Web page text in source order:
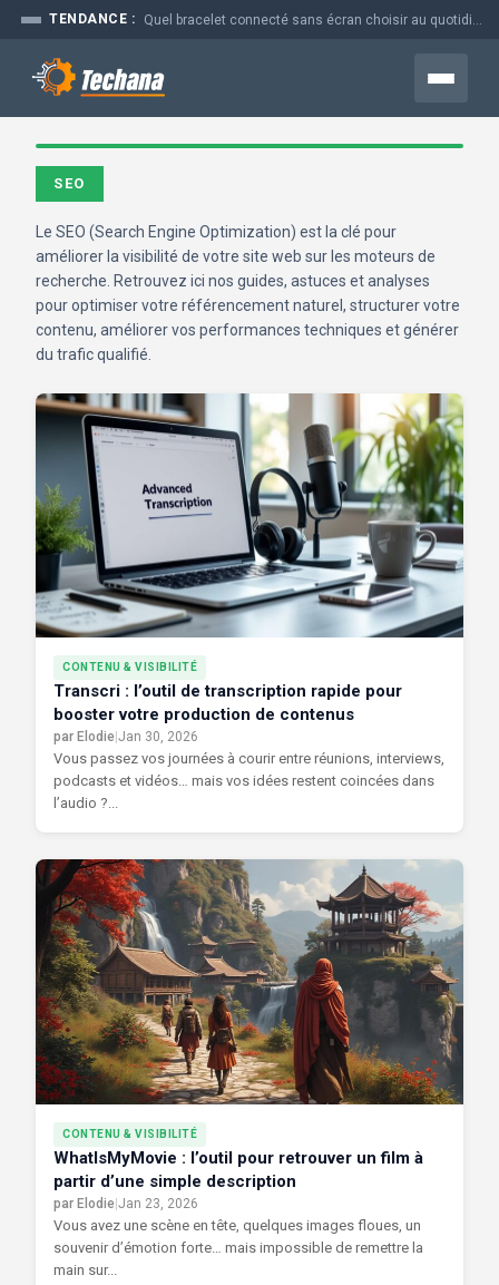
Aller
contenu
TENDANCE :
Menu
SEO
Le SEO (Search Engine Optimization) est la clé pour
améliorer la visibilité de votre site web sur les moteurs de
recherche. Retrouvez ici nos guides, astuces et analyses
pour optimiser votre référencement naturel, structurer votre
contenu, améliorer vos performances techniques et générer
du trafic qualifié.
CONTENU & VISIBILITÉ
Transcri : l’outil de transcription rapide pour
booster votre production de contenus
par Elodie Jan 30, 2026
Vous passez vos journées à courir entre réunions, interviews,
podcasts et vidéos… mais vos idées restent coincées dans
l’audio ?...
CONTENU & VISIBILITÉ
WhatIsMyMovie : l’outil pour retrouver un film à
partir d’une simple description
par Elodie Jan 23, 2026
Vous avez une scène en tête, quelques images floues, un
souvenir d’émotion forte… mais impossible de remettre la
main sur...